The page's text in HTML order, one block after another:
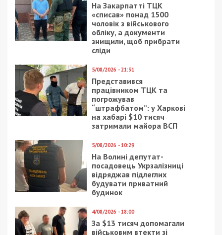
На Закарпатті ТЦК
«списав» понад 1500
чоловік з військового
обліку, а документи
знищили, щоб прибрати
сліди
5/08/2026 - 21:31
Представився
працівником ТЦК та
погрожував
“штрафбатом”: у Харкові
на хабарі $10 тисяч
затримали майора ВСП
5/08/2026 - 10:29
На Волині депутат-
посадовець Укрзалізниці
відряджав підлеглих
будувати приватний
будинок
4/08/2026 - 18:00
За $13 тисяч допомагали
військовим втекти зі